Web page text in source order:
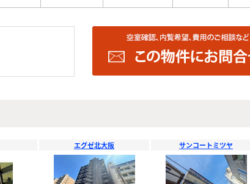
エグゼ北大阪 サンコートミツヤ